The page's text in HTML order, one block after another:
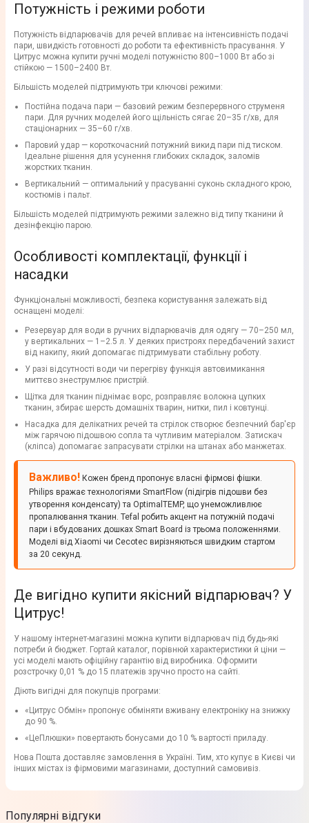
Потужність і режими роботи
Потужність відпарювачів для речей впливає на інтенсивність подачі
пари, швидкість готовності до роботи та ефективність прасування. У
Цитрус можна купити ручні моделі потужністю 800–1000 Вт або зі
стійкою — 1500–2400 Вт.
Більшість моделей підтримують три ключові режими:
Постійна подача пари — базовий режим безперервного струменя
пари. Для ручних моделей його щільність сягає 20–35 г/хв, для
стаціонарних — 35–60 г/хв.
Паровий удар — короткочасний потужний викид пари під тиском.
Ідеальне рішення для усунення глибоких складок, заломів
жорстких тканин.
Вертикальний — оптимальний у прасуванні суконь складного крою,
костюмів і пальт.
Більшість моделей підтримують режими залежно від типу тканини й
дезінфекцію парою.
Особливості комплектації, функції і
насадки
Функціональні можливості, безпека користування залежать від
оснащені моделі:
Резервуар для води в ручних відпарювачів для одягу — 70–250 мл,
у вертикальних — 1–2.5 л. У деяких пристроях передбачений захист
від накипу, який допомагає підтримувати стабільну роботу.
У разі відсутності води чи перегріву функція автовимикання
миттєво знеструмлює пристрій.
Щітка для тканин піднімає ворс, розправляє волокна цупких
тканин, збирає шерсть домашніх тварин, нитки, пил і ковтунці.
Насадка для делікатних речей та стрілок створює безпечний бар'єр
між гарячою підошвою сопла та чутливим матеріалом. Затискач
(кліпса) допомагає запрасувати стрілки на штанах або манжетах.
Важливо! Кожен бренд пропонує власні фірмові фішки.
Philips вражає технологіями SmartFlow (підігрів підошви без
утворення конденсату) та OptimalTEMP, що унеможливлює
пропалювання тканин. Tefal робить акцент на потужній подачі
пари і вбудованих дошках Smart Board із трьома положеннями.
Моделі від Xiaomi чи Cecotec вирізняються швидким стартом
за 20 секунд.
Де вигідно купити якісний відпарювач? У
Цитрус!
У нашому інтернет-магазині можна купити відпарювач під будь-які
потреби й бюджет. Гортай каталог, порівнюй характеристики й ціни —
усі моделі мають офіційну гарантію від виробника. Оформити
розстрочку 0,01 % до 15 платежів зручно просто на сайті.
Діють вигідні для покупців програми:
«Цитрус Обмін» пропонує обміняти вживану електроніку на знижку
до 90 %.
«ЦеПлюшки» повертають бонусами до 10 % вартості приладу.
Нова Пошта доставляє замовлення в Україні. Тим, хто купує в Києві чи
інших містах із фірмовими магазинами, доступний самовивіз.
Популярні відгуки